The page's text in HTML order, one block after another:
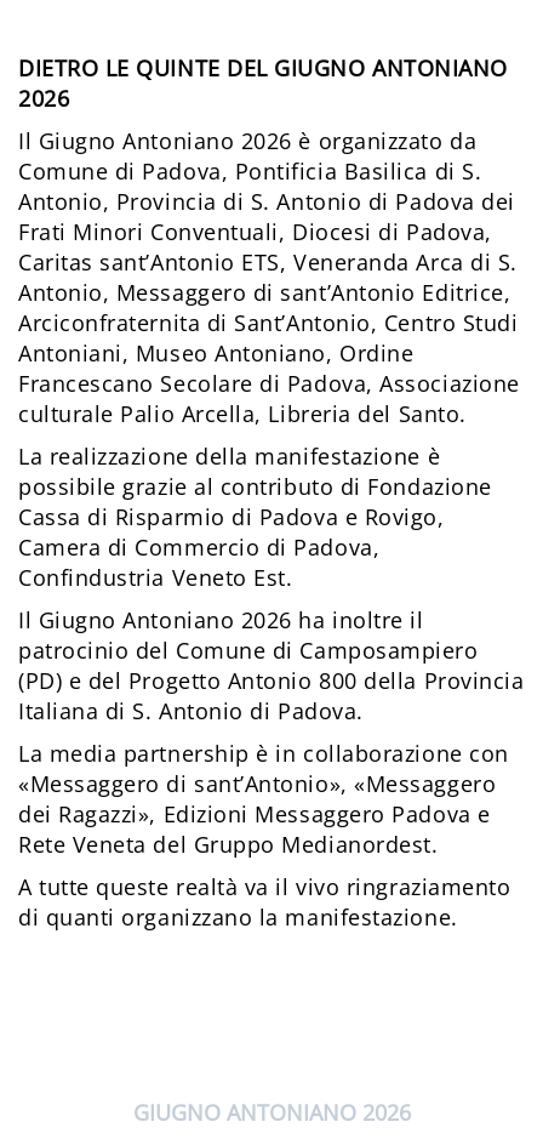
DIETRO LE QUINTE DEL GIUGNO ANTONIANO
2026
Il Giugno Antoniano 2026 è organizzato da
Comune di Padova, Pontificia Basilica di S.
Antonio, Provincia di S. Antonio di Padova dei
Frati Minori Conventuali, Diocesi di Padova,
Caritas sant’Antonio ETS, Veneranda Arca di S.
Antonio, Messaggero di sant’Antonio Editrice,
Arciconfraternita di Sant’Antonio, Centro Studi
Antoniani, Museo Antoniano, Ordine
Francescano Secolare di Padova, Associazione
culturale Palio Arcella, Libreria del Santo.
La realizzazione della manifestazione è
possibile grazie al contributo di Fondazione
Cassa di Risparmio di Padova e Rovigo,
Camera di Commercio di Padova,
Confindustria Veneto Est.
Il Giugno Antoniano 2026 ha inoltre il
patrocinio del Comune di Camposampiero
(PD) e del Progetto Antonio 800 della Provincia
Italiana di S. Antonio di Padova.
La media partnership è in collaborazione con
«Messaggero di sant’Antonio», «Messaggero
dei Ragazzi», Edizioni Messaggero Padova e
Rete Veneta del Gruppo Medianordest.
A tutte queste realtà va il vivo ringraziamento
di quanti organizzano la manifestazione.
GIUGNO ANTONIANO 2026